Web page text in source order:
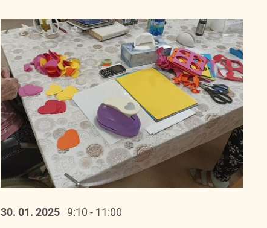
30. 01. 2025 9:10 - 11:00